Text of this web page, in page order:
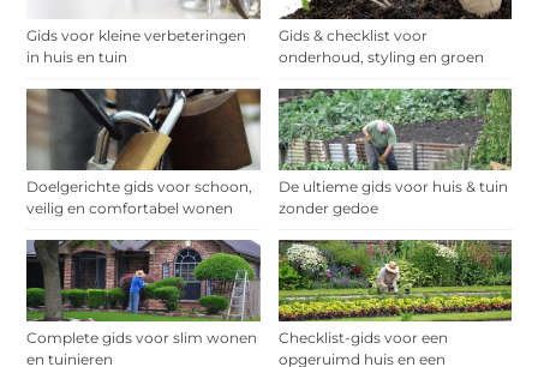
Gids voor kleine verbeteringen
in huis en tuin
Gids & checklist voor
onderhoud, styling en groen
Doelgerichte gids voor schoon,
veilig en comfortabel wonen
De ultieme gids voor huis & tuin
zonder gedoe
Complete gids voor slim wonen
en tuinieren
Checklist-gids voor een
opgeruimd huis en een